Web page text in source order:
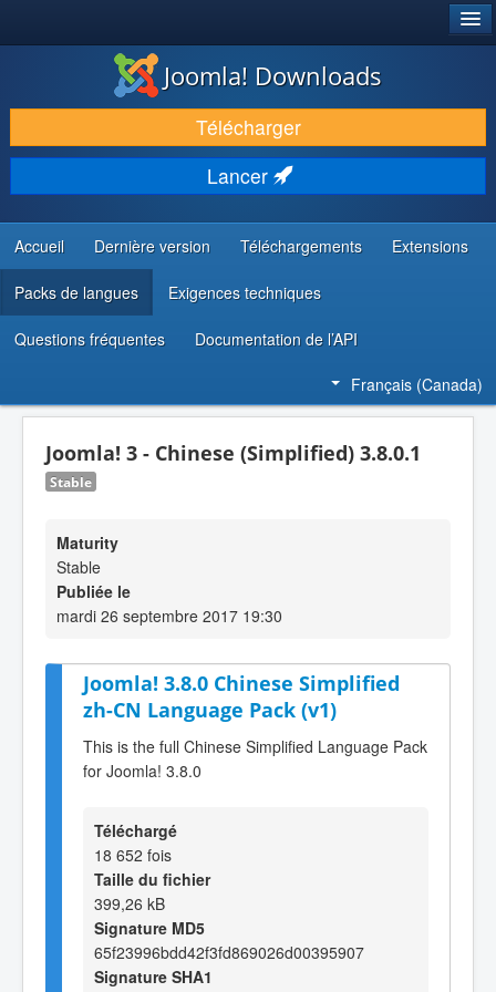
TÉLÉCHARGER & ENRICHIR
DÉCOUVRIR & APPRENDRE
COMMUNAUTÉ & SUPPORT
RESSOURCES DÉVELOPPEURS
Joomla! Downloads
Télécharger
Lancer
Accueil Dernière version Téléchargements Extensions
Packs de langues Exigences techniques
Questions fréquentes Documentation de l’API
Français (Canada)
Joomla! 3 - Chinese (Simplified) 3.8.0.1
Stable
Maturity
Stable
Publiée le
mardi 26 septembre 2017 19:30
Joomla! 3.8.0 Chinese Simplified
zh-CN Language Pack (v1)
This is the full Chinese Simplified Language Pack
for Joomla! 3.8.0
Téléchargé
18 652 fois
Taille du fichier
399,26 kB
Signature MD5
65f23996bdd42f3fd869026d00395907
Signature SHA1